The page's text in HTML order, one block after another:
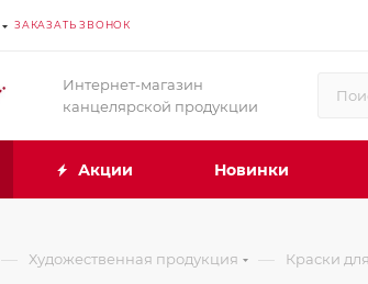
ЗАКАЗАТЬ ЗВОНОК
Интернет-магазин
канцелярской продукции
Акции Новинки
— Художественная продукция — Краски